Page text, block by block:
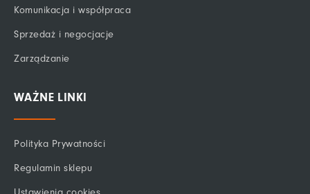
Komunikacja i współpraca
Sprzedaż i negocjacje
Zarządzanie
WAŻNE LINKI
Polityka Prywatności
Regulamin sklepu